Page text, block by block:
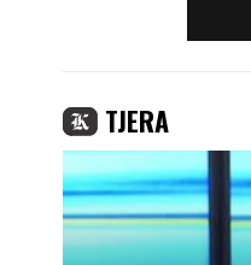
TJERA